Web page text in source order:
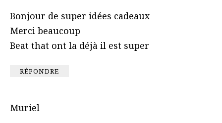
Bonjour de super idées cadeaux
Merci beaucoup
Beat that ont la déjà il est super
RÉPONDRE
Muriel